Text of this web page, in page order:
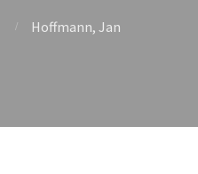
Hoffmann, Jan